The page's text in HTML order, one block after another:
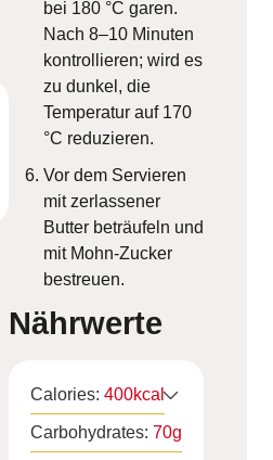
bei 180 °C garen.
Nach 8–10 Minuten
kontrollieren; wird es
zu dunkel, die
Temperatur auf 170
°C reduzieren.
Vor dem Servieren
mit zerlassener
Butter beträufeln und
mit Mohn-Zucker
bestreuen.
Nährwerte
Calories: 400kcal
Carbohydrates: 70g